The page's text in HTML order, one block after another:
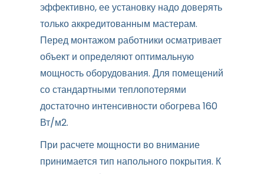
эффективно, ее установку надо доверять
только аккредитованным мастерам.
Перед монтажом работники осматривает
объект и определяют оптимальную
мощность оборудования. Для помещений
со стандартными теплопотерями
достаточно интенсивности обогрева 160
Вт/м2.
При расчете мощности во внимание
принимается тип напольного покрытия. К